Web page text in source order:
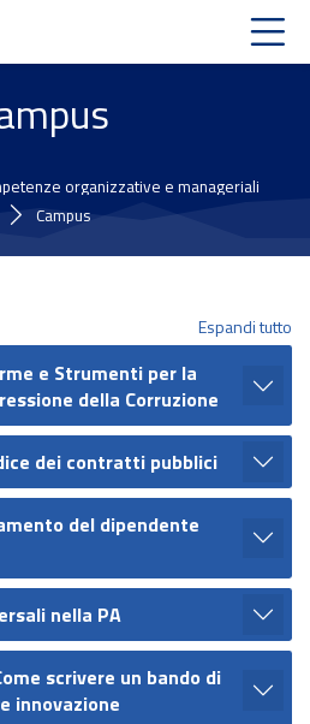
organizzative e manageriali
Campus
Espandi tutto
e Strumenti per la
della Corruzione
dei contratti pubblici
del dipendente
nella PA
scrivere un bando di
innovazione